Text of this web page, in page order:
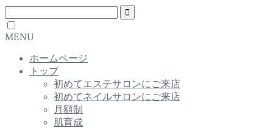
MENU
ホームページ
トップ
初めてエステサロンにご来店
初めてネイルサロンにご来店
月額制
肌育成